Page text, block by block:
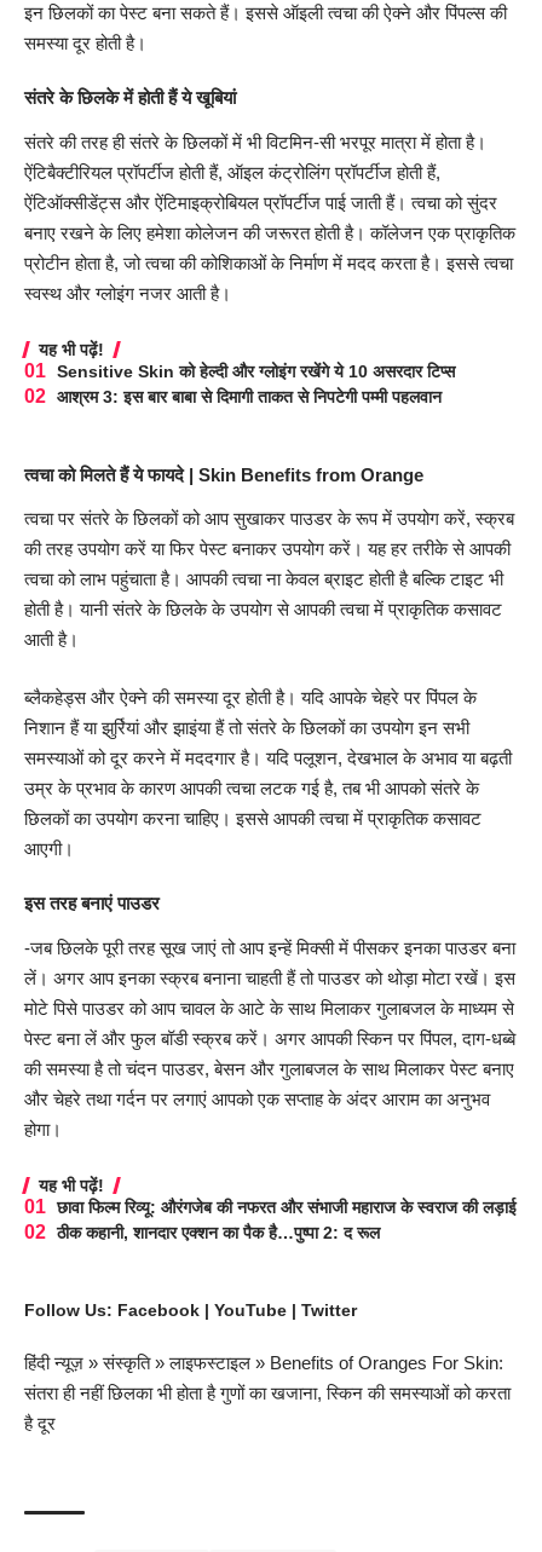
इन छिलकों का पेस्ट बना सकते हैं। इससे ऑइली त्वचा की ऐक्ने और पिंपल्स की
समस्या दूर होती है।
संतरे के छिलके में होती हैं ये खूबियां
संतरे की तरह ही संतरे के छिलकों में भी विटमिन-सी भरपूर मात्रा में होता है।
ऐंटिबैक्टीरियल प्रॉपर्टीज होती हैं, ऑइल कंट्रोलिंग प्रॉपर्टीज होती हैं,
ऐंटिऑक्सीडेंट्स और ऐंटिमाइक्रोबियल प्रॉपर्टीज पाई जाती हैं। त्वचा को सुंदर
बनाए रखने के लिए हमेशा कोलेजन की जरूरत होती है। कॉलेजन एक प्राकृतिक
प्रोटीन होता है, जो त्वचा की कोशिकाओं के निर्माण में मदद करता है। इससे त्वचा
स्वस्थ और ग्लोइंग नजर आती है।
यह भी पढ़ें!
Sensitive Skin को हेल्दी और ग्लोइंग रखेंगे ये 10 असरदार टिप्स
आश्रम 3: इस बार बाबा से दिमागी ताकत से निपटेगी पम्मी पहलवान
त्वचा को मिलते हैं ये फायदे | Skin Benefits from Orange
त्वचा पर संतरे के छिलकों को आप सुखाकर पाउडर के रूप में उपयोग करें, स्क्रब
की तरह उपयोग करें या फिर पेस्ट बनाकर उपयोग करें। यह हर तरीके से आपकी
त्वचा को लाभ पहुंचाता है। आपकी त्वचा ना केवल ब्राइट होती है बल्कि टाइट भी
होती है। यानी संतरे के छिलके के उपयोग से आपकी त्वचा में प्राकृतिक कसावट
आती है।
ब्लैकहेड्स और ऐक्ने की समस्या दूर होती है। यदि आपके चेहरे पर पिंपल के
निशान हैं या झुर्रियां और झाइंया हैं तो संतरे के छिलकों का उपयोग इन सभी
समस्याओं को दूर करने में मददगार है। यदि पलूशन, देखभाल के अभाव या बढ़ती
उम्र के प्रभाव के कारण आपकी त्वचा लटक गई है, तब भी आपको संतरे के
छिलकों का उपयोग करना चाहिए। इससे आपकी त्वचा में प्राकृतिक कसावट
आएगी।
इस तरह बनाएं पाउडर
-जब छिलके पूरी तरह सूख जाएं तो आप इन्हें मिक्सी में पीसकर इनका पाउडर बना
लें। अगर आप इनका स्क्रब बनाना चाहती हैं तो पाउडर को थोड़ा मोटा रखें। इस
मोटे पिसे पाउडर को आप चावल के आटे के साथ मिलाकर गुलाबजल के माध्यम से
पेस्ट बना लें और फुल बॉडी स्क्रब करें। अगर आपकी स्किन पर पिंपल, दाग-धब्बे
की समस्या है तो चंदन पाउडर, बेसन और गुलाबजल के साथ मिलाकर पेस्ट बनाए
और चेहरे तथा गर्दन पर लगाएं आपको एक सप्ताह के अंदर आराम का अनुभव
होगा।
यह भी पढ़ें!
छावा फिल्म रिव्यू: औरंगजेब की नफरत और संभाजी महाराज के स्वराज की लड़ाई
ठीक कहानी, शानदार एक्शन का पैक है…पुष्पा 2: द रूल
Follow Us: Facebook | YouTube | Twitter
हिंदी न्यूज़ »संस्कृति»लाइफस्टाइल » Benefits of Oranges For Skin:
संतरा ही नहीं छिलका भी होता है गुणों का खजाना, स्किन की समस्याओं को करता
है दूर